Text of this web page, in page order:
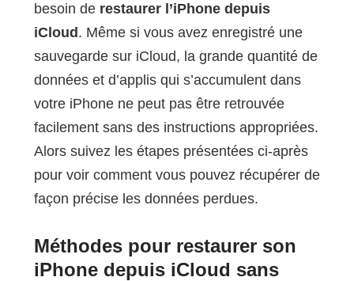
besoin de restaurer l’iPhone depuis
iCloud. Même si vous avez enregistré une
sauvegarde sur iCloud, la grande quantité de
données et d’applis qui s’accumulent dans
votre iPhone ne peut pas être retrouvée
facilement sans des instructions appropriées.
Alors suivez les étapes présentées ci-après
pour voir comment vous pouvez récupérer de
façon précise les données perdues.
Méthodes pour restaurer son
iPhone depuis iCloud sans